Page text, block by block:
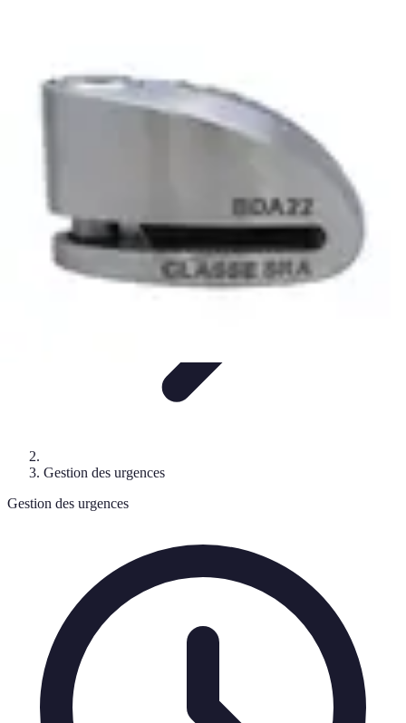
Urgence Alarme
Gestion des urgences
Gestion des urgences